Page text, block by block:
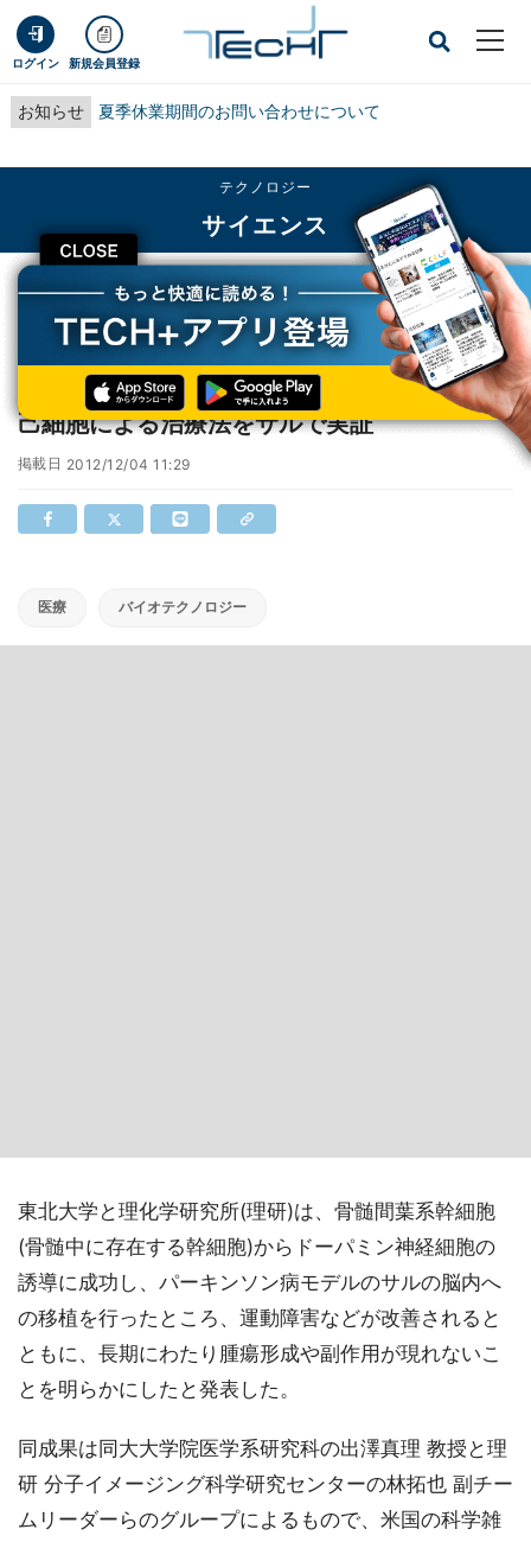
ログイン 新規会員登録
お知らせ 夏季休業期間のお問い合わせについて
CLOSE
テクノロジー
サイエンス
TECH+ テクノロジー
サイエンス
東北大など、パーキンソン病治療に向けた自己細胞による治療法をサルで実証
東北大など、パーキンソン病治療に向けた自
己細胞による治療法をサルで実証
掲載日 2012/12/04 11:29
医療 バイオテクノロジー
東北大学と理化学研究所(理研)は、骨髄間葉系幹細胞
(骨髄中に存在する幹細胞)からドーパミン神経細胞の
誘導に成功し、パーキンソン病モデルのサルの脳内へ
の移植を行ったところ、運動障害などが改善されると
ともに、長期にわたり腫瘍形成や副作用が現れないこ
とを明らかにしたと発表した。
同成果は同大大学院医学系研究科の出澤真理 教授と理
研 分子イメージング科学研究センターの林拓也 副チー
ムリーダーらのグループによるもので、米国の科学雑